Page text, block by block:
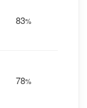
83%
78%